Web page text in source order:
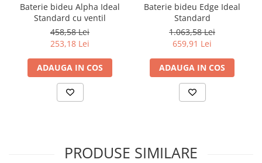
Baterie bideu Alpha Ideal
Standard cu ventil
458,58 Lei
253,18 Lei
ADAUGA IN COS
Baterie bideu Edge Ideal
Standard
1.063,58 Lei
659,91 Lei
ADAUGA IN COS
PRODUSE SIMILARE